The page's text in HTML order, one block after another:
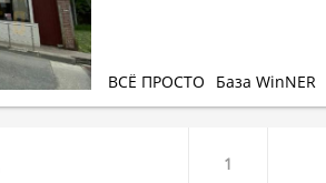
ВСЁ ПРОСТО База WinNER
1